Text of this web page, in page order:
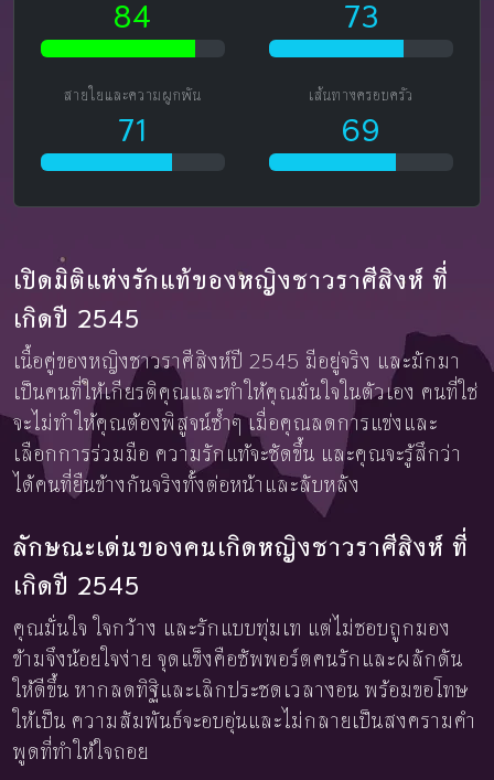
84 73
สายใยและความผูกพัน
71
เส้นทางครอบครัว
69
เปิดมิติแห่งรักแท้ของหญิงชาวราศีสิงห์ ที่
เกิดปี 2545
เนื้อคู่ของหญิงชาวราศีสิงห์ปี 2545 มีอยู่จริง และมักมา
เป็นคนที่ให้เกียรติคุณและทำให้คุณมั่นใจในตัวเอง คนที่ใช่
จะไม่ทำให้คุณต้องพิสูจน์ซ้ำๆ เมื่อคุณลดการแข่งและ
เลือกการร่วมมือ ความรักแท้จะชัดขึ้น และคุณจะรู้สึกว่า
ได้คนที่ยืนข้างกันจริงทั้งต่อหน้าและลับหลัง
ลักษณะเด่นของคนเกิดหญิงชาวราศีสิงห์ ที่
เกิดปี 2545
คุณมั่นใจ ใจกว้าง และรักแบบทุ่มเท แต่ไม่ชอบถูกมอง
ข้ามจึงน้อยใจง่าย จุดแข็งคือซัพพอร์ตคนรักและผลักดัน
ให้ดีขึ้น หากลดทิฐิและเลิกประชดเวลางอน พร้อมขอโทษ
ให้เป็น ความสัมพันธ์จะอบอุ่นและไม่กลายเป็นสงครามคำ
พูดที่ทำให้ใจถอย